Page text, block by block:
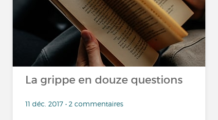
La grippe en douze questions
11 déc. 2017 • 2 commentaires